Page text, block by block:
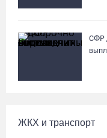
СФР
ЖКХ и транспорт